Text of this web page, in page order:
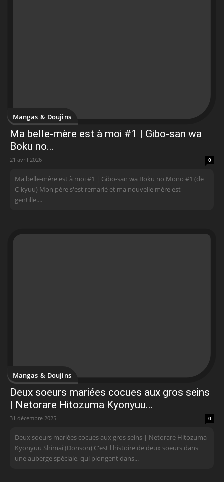
Mangas & Doujins
Ma belle-mère est à moi #1 | Gibo-san wa
Boku no...
21 avril 2026 0
Ma belle-mère est à moi #1 | Gibo-san wa Boku no Mono #1 (de
C-kyuu) Mon père s'est remarié et ma nouvelle mère est
gentille....
Mangas & Doujins
Deux soeurs mariées cocues aux gros seins
| Netorare Hitozuma Kyonyuu...
31 décembre 2025 0
Deux soeurs mariées cocues aux gros seins | Netorare Hitozuma
Kyonyuu Shimai (Donson) C'est l'histoire de deux soeurs dans
une auberge spéciale, qui plongent dans...